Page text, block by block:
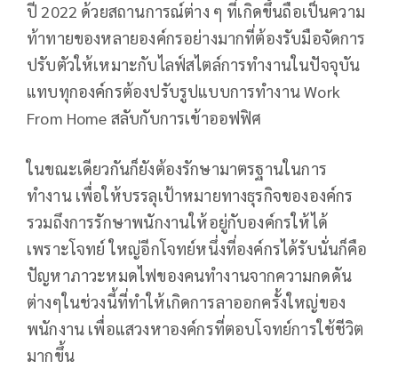
ปี 2022 ด้วยสถานการณ์ต่าง ๆ ที่เกิดขึ้นถือเป็นความ
ท้าทายของหลายองค์กรอย่างมากที่ต้องรับมือจัดการ
ปรับตัวให้เหมาะกับไลฟ์สไตล์การทำงานในปัจจุบัน
แทบทุกองค์กรต้องปรับรูปแบบการทำงาน Work
From Home สลับกับการเข้าออฟฟิศ
ในขณะเดียวกันก็ยังต้องรักษามาตรฐานในการ
ทำงาน เพื่อให้บรรลุเป้าหมายทางธุรกิจขององค์กร
รวมถึงการรักษาพนักงานให้อยู่กับองค์กรให้ได้
เพราะโจทย์ ใหญ่อีกโจทย์หนึ่งที่องค์กรได้รับนั่นก็คือ
ปัญหาภาวะหมดไฟของคนทำงานจากความกดดัน
ต่างๆในช่วงนี้ที่ทำให้เกิดการลาออกครั้งใหญ่ของ
พนักงาน เพื่อแสวงหาองค์กรที่ตอบโจทย์การใช้ชีวิต
มากขึ้น